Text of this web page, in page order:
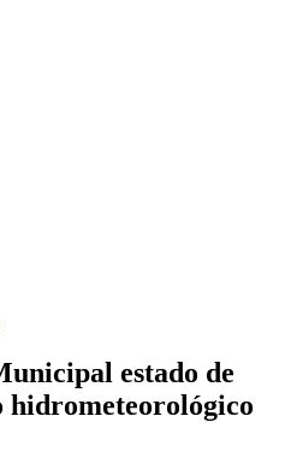
estado de